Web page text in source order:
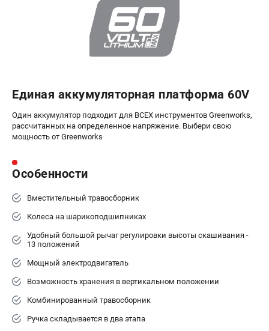
Пилы циркулярные
Пылесосы аккумуляторные
Шлифмашины угловые
Шуруповерты
Аккумуляторные батареи
Принадлежности для цепных пил
Принадлежности для триммеров
ТЕЛЕФОН (САНКТ-ПЕТЕРБУРГ)
+7 (812) 336-63-08
офертой.
проспект Александровской Фермы, 29АЛ
Единая аккумуляторная платформа 60V
Один аккумулятор подходит для ВСЕХ инструментов Greenworks,
рассчитанных на определенное напряжение. Выбери свою
мощность от Greenworks
Особенности
Вместительный травосборник
Колеса на шарикоподшипниках
Удобный большой рычаг регулировки высоты скашивания -
13 положений
Мощный электродвигатель
Возможность хранения в вертикальном положении
Комбинированный травосборник
Ручка складывается в два этапа